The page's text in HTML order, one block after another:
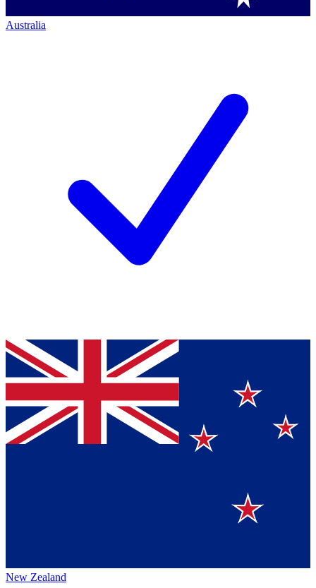
Australia
New Zealand